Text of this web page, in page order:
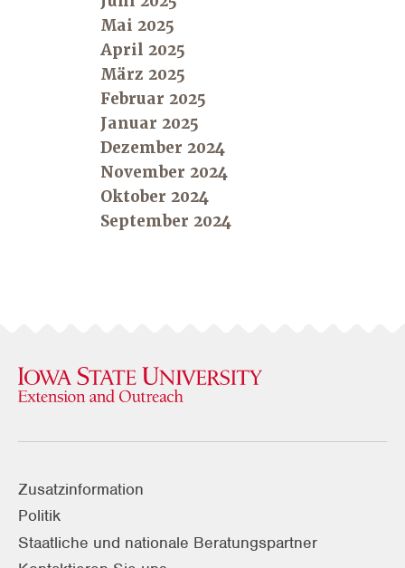
Mai 2025
April 2025
März 2025
Februar 2025
Januar 2025
Dezember 2024
November 2024
Oktober 2024
September 2024
Zusatzinformation
Politik
Staatliche und nationale Beratungspartner